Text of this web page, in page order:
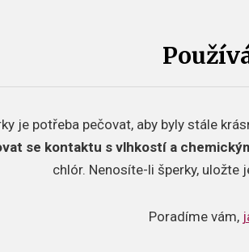
je potřeba pečovat, aby byly stále
se kontaktu s vlhkostí a
chlór. Nenosíte-li šperky, uložte
Poradíme vám,